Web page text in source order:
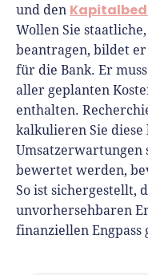
und den
Wollen Sie
beantragen, bildet
für die Bank. Er
aller geplanten
enthalten.
kalkulieren Sie diese
Umsatzerwartungen
bewertet werden,
So ist sichergestellt,
unvorhersehbaren
finanziellen Engpass